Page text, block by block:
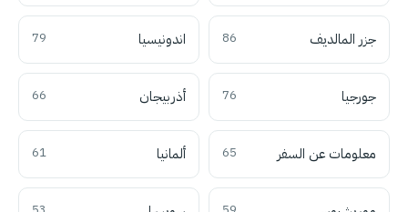
جزر المالديف 86 اندونيسيا 79
جورجيا 76 أذربيجان 66
معلومات عن السفر 65 ألمانيا 61